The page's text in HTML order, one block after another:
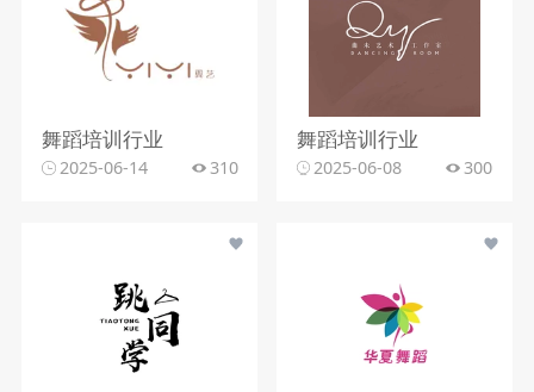
舞蹈培训行业
2025-06-14 310
舞蹈培训行业
2025-06-08 300